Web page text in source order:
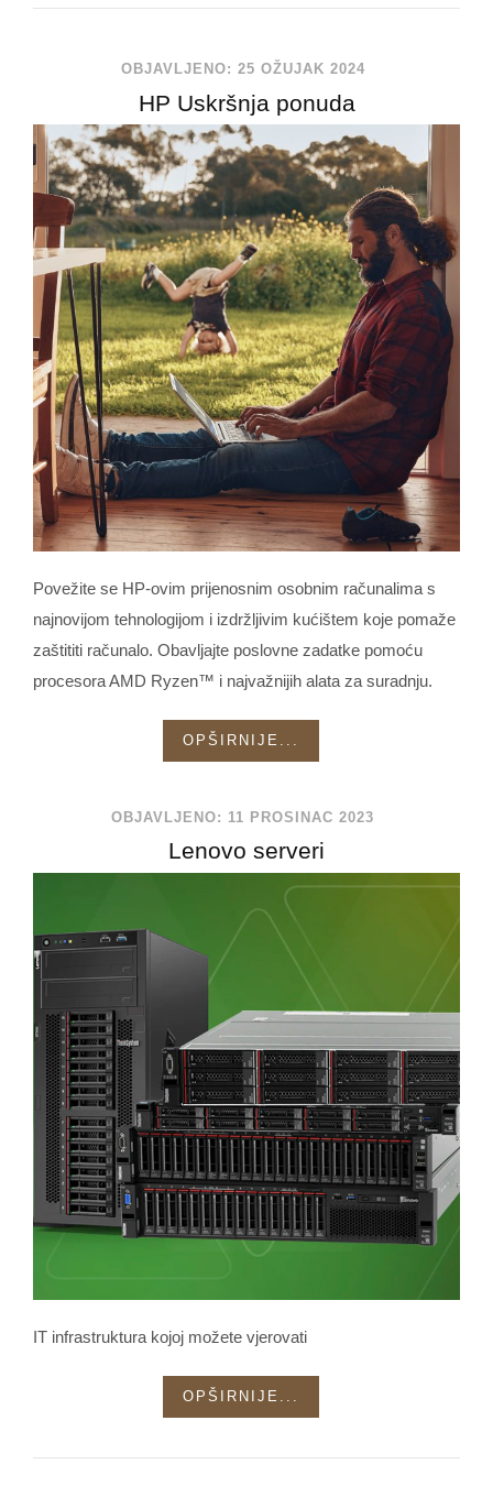
OBJAVLJENO: 25 OŽUJAK 2024
HP Uskršnja ponuda
Povežite se HP-ovim prijenosnim osobnim računalima s
najnovijom tehnologijom i izdržljivim kućištem koje pomaže
zaštititi računalo. Obavljajte poslovne zadatke pomoću
procesora AMD Ryzen™ i najvažnijih alata za suradnju.
OPŠIRNIJE...
OBJAVLJENO: 11 PROSINAC 2023
Lenovo serveri
IT infrastruktura kojoj možete vjerovati
OPŠIRNIJE...